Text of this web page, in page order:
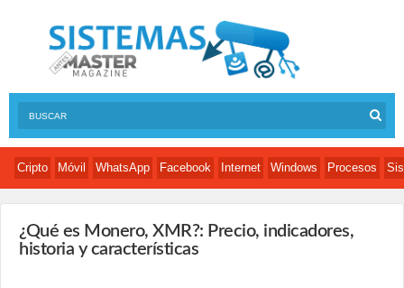
Cripto Móvil WhatsApp Facebook Internet Windows Procesos
¿Qué es Monero, XMR?: Precio, indicadores,
historia y características